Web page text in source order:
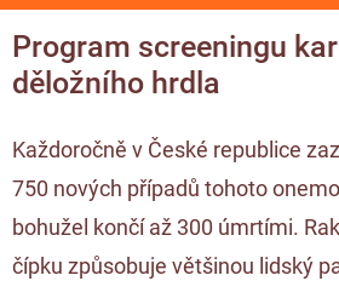
Program screeningu
děložního hrdla
Každoročně v České republice
750 nových případů tohoto
bohužel končí až 300 úmrtími.
čípku způsobuje většinou lidský